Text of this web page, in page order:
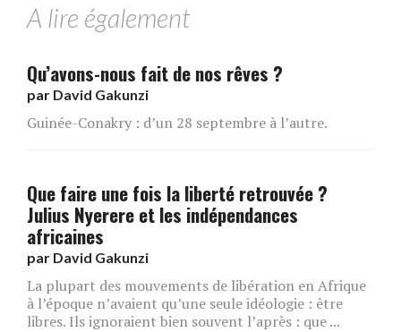
A lire également
Qu’avons-nous fait de nos rêves ?
par David Gakunzi
Guinée-Conakry : d’un 28 septembre à l’autre.
Que faire une fois la liberté retrouvée ?
Julius Nyerere et les indépendances
africaines
par David Gakunzi
La plupart des mouvements de libération en Afrique
à l’époque n’avaient qu’une seule idéologie : être
libres. Ils ignoraient bien souvent l’après : que ...